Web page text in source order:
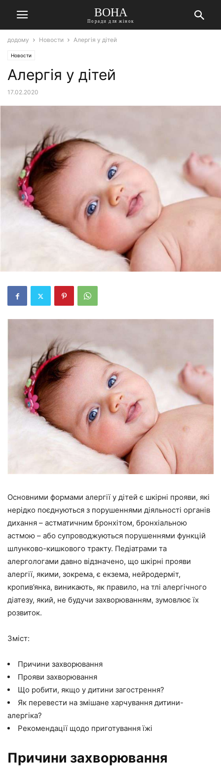
ВОНА
Поради для жінок
додому Новости Алергія у дітей
Новости
Алергія у дітей
17.02.2020
Основними формами алергії у дітей є шкірні прояви, які
нерідко поєднуються з порушеннями діяльності органів
дихання – астматичним бронхітом, бронхіальною
астмою – або супроводжуються порушеннями функцій
шлунково-кишкового тракту. Педіатрами та
алергологами давно відзначено, що шкірні прояви
алергії, якими, зокрема, є екзема, нейродерміт,
кропив’янка, виникають, як правило, на тлі алергічного
діатезу, який, не будучи захворюванням, зумовлює їх
розвиток.
Зміст:
Причини захворювання
Прояви захворювання
Що робити, якщо у дитини загострення?
Як перевести на змішане харчування дитини-
алергіка?
Рекомендації щодо приготування їжі
Причини захворювання